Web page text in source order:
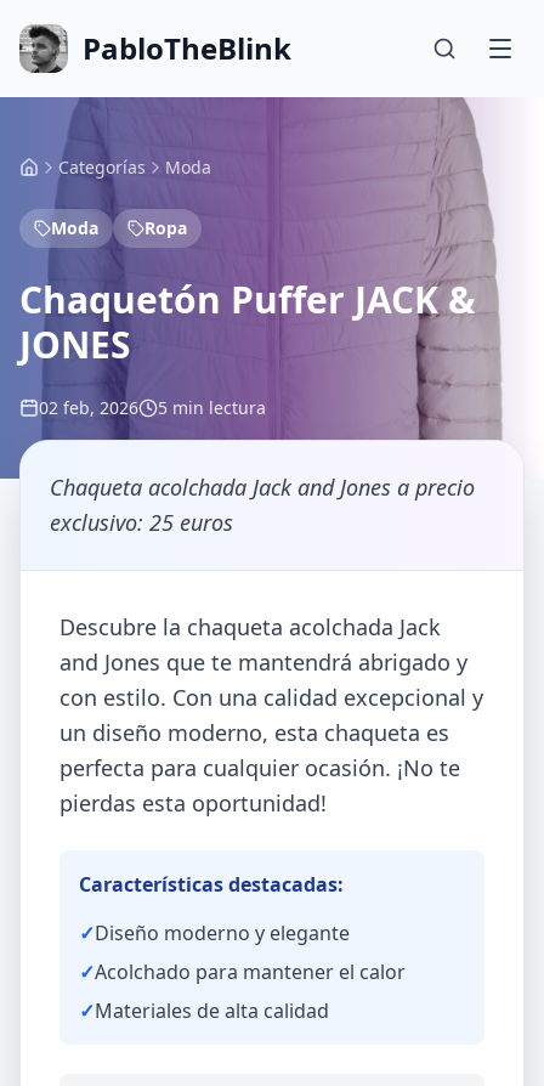
PabloTheBlink
Categorías Moda
Moda Ropa
Chaquetón Puffer JACK &
JONES
02 feb, 2026 5 min lectura
Chaqueta acolchada Jack and Jones a precio
exclusivo: 25 euros
Descubre la chaqueta acolchada Jack
and Jones que te mantendrá abrigado y
con estilo. Con una calidad excepcional y
un diseño moderno, esta chaqueta es
perfecta para cualquier ocasión. ¡No te
pierdas esta oportunidad!
Características destacadas:
✓Diseño moderno y elegante
✓Acolchado para mantener el calor
✓Materiales de alta calidad